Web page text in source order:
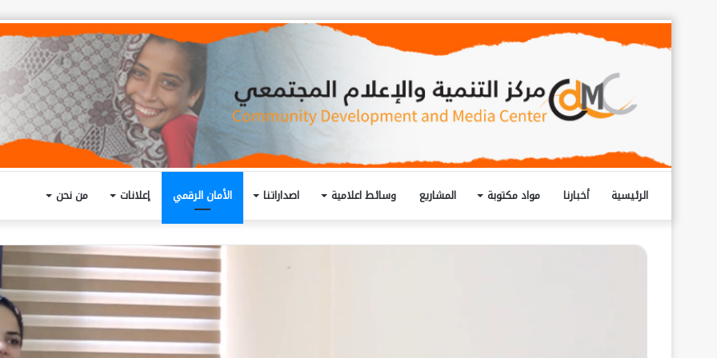
الرئيسية أخبارنا مواد مكتوبة المشاريع وسائط اعلامية اصداراتنا الأمان الرقمي إعلانات من نحن